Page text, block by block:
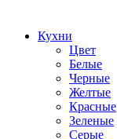
Кухни
Цвет
Белые
Черные
Желтые
Красные
Зеленые
Серые